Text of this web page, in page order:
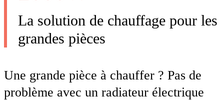
La solution de chauffage pour les
grandes pièces
Une grande pièce à chauffer ? Pas de
problème avec un radiateur électrique